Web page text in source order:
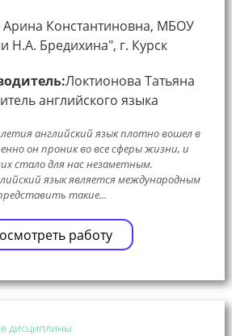
Константиновна, МБОУ
Бредихина", г. Курск
Локтионова Татьяна
английского языка
английский язык плотно вошел в
он проник во все сферы жизни, и
стало для нас незаметным.
язык является международным
такие...
работу
дисциплины